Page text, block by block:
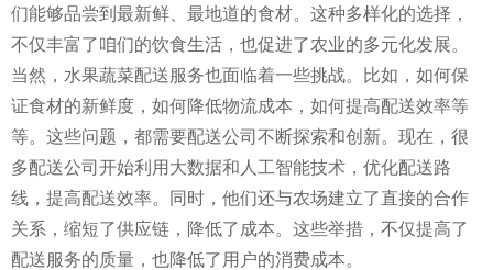
们能够品尝到最新鲜、最地道的食材。这种多样化的选择，
不仅丰富了咱们的饮食生活，也促进了农业的多元化发展。
当然，水果蔬菜配送服务也面临着一些挑战。比如，如何保
证食材的新鲜度，如何降低物流成本，如何提高配送效率等
等。这些问题，都需要配送公司不断探索和创新。现在，很
多配送公司开始利用大数据和人工智能技术，优化配送路
线，提高配送效率。同时，他们还与农场建立了直接的合作
关系，缩短了供应链，降低了成本。这些举措，不仅提高了
配送服务的质量，也降低了用户的消费成本。